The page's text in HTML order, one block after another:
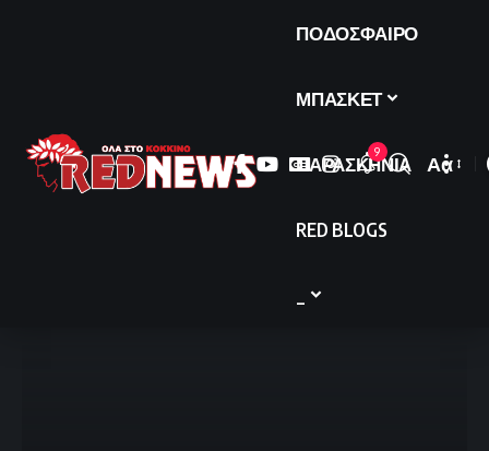
ΠΟΔΟΣΦΑΙΡΟ
ΜΠΑΣΚΕΤ
ΠΑΡΑΣΚΗΝΙΑ
RED BLOGS
9
Font
Αα